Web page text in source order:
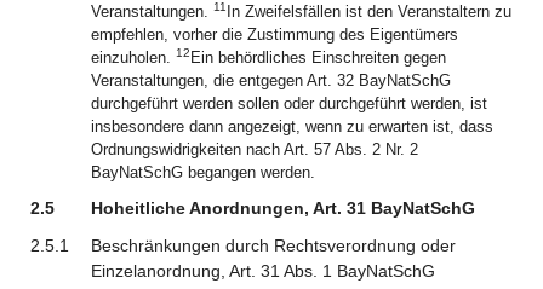
Veranstaltungen. 11 In Zweifelsfällen ist den Veranstaltern zu
empfehlen, vorher die Zustimmung des Eigentümers
einzuholen. 12 Ein behördliches Einschreiten gegen
Veranstaltungen, die entgegen Art. 32 BayNatSchG
durchgeführt werden sollen oder durchgeführt werden, ist
insbesondere dann angezeigt, wenn zu erwarten ist, dass
Ordnungswidrigkeiten nach Art. 57 Abs. 2 Nr. 2
BayNatSchG begangen werden.
2.5
Hoheitliche Anordnungen, Art. 31 BayNatSchG
2.5.1
Beschränkungen durch Rechtsverordnung oder
Einzelanordnung, Art. 31 Abs. 1 BayNatSchG